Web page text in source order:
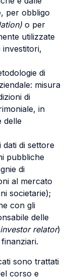
per obbligo
o per
utilizzate
investitori,
di
misura
di
in
delle
dati di settore
pubbliche
di
al mercato
societarie);
con gli
delle
investor relator)
sono trattati
corso e